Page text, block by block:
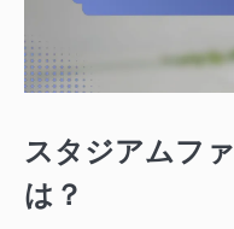
スタジアムフ
は？